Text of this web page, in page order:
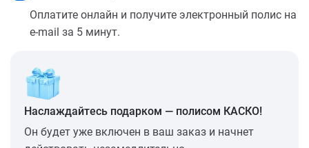
Оплатите онлайн и получите электронный полис на
e-mail за 5 минут.
Наслаждайтесь подарком — полисом КАСКО!
Он будет уже включен в ваш заказ и начнет